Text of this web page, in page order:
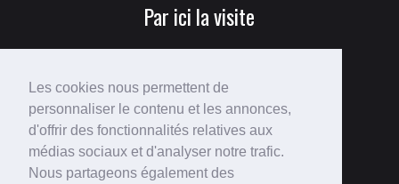
Les cookies nous permettent de
personnaliser le contenu et les annonces,
d'offrir des fonctionnalités relatives aux
médias sociaux et d'analyser notre trafic.
Nous partageons également des
Par ici la visite